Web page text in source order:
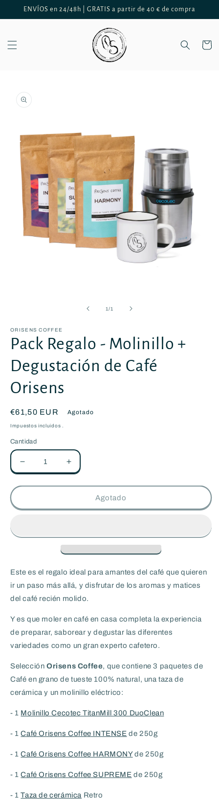
directamente
al contenido
ENVÍOS en 24/48h | GRATIS a partir de 40 € de compra
Carrito
a la
información
una
ventana
modal
1/de1
ORISENS COFFEE
Pack Regalo - Molinillo +
Degustación de Café
Orisens
Precio
habitual
€61,50 EUR Agotado
Impuestos incluidos .
Cantidad
Reducir
cantidad
para
Regalo
+
Degustación
Café
Aumentar
cantidad
para
Regalo
+
Degustación
Café
Orisens
Agotado
Este es el regalo ideal para amantes del café que quieren
ir un paso más allá, y disfrutar de los aromas y matices
del café recién molido.
Y es que moler en café en casa completa la experiencia
de preparar, saborear y degustar las diferentes
variedades como un gran experto cafetero.
Selección Orisens Coffee, que contiene 3 paquetes de
Café en grano de tueste 100% natural, una taza de
cerámica y un molinillo eléctrico:
- 1 Molinillo Cecotec TitanMill 300 DuoClean
- 1Café Orisens Coffee INTENSE de 250g
- 1Café Orisens Coffee HARMONYde 250g
- 1Café Orisens Coffee SUPREME de 250g
- 1Taza de cerámica Retro